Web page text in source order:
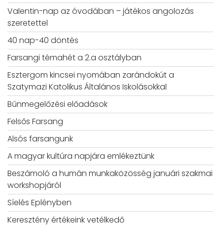
Valentin-nap az óvodában – játékos angolozás
szeretettel
40 nap-40 döntés
Farsangi témahét a 2.a osztályban
Esztergom kincsei nyomában zarándokút a
Szatymazi Katolikus Általános Iskolásokkal
Bűnmegelőzési előadások
Felsős Farsang
Alsós farsangunk
A magyar kultúra napjára emlékeztünk
Beszámoló a humán munkaközösség januári szakmai
workshopjáról
Síelés Eplényben
Keresztény értékeink vetélkedő